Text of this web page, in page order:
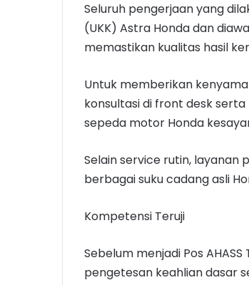
Seluruh pengerjaan yang
(UKK) Astra Honda dan
memastikan kualitas hasil
Untuk memberikan
konsultasi di front desk
sepeda motor Honda
Selain service rutin, layanan
berbagai suku cadang asli
Kompetensi Teruji
Sebelum menjadi Pos
pengetesan keahlian dasar